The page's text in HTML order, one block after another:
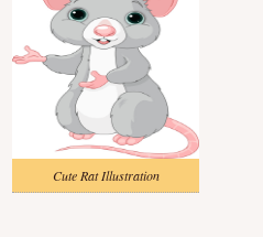
Cute Rat Illustration